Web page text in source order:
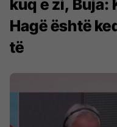
kuq e zi, Buja:
Hagë është
të